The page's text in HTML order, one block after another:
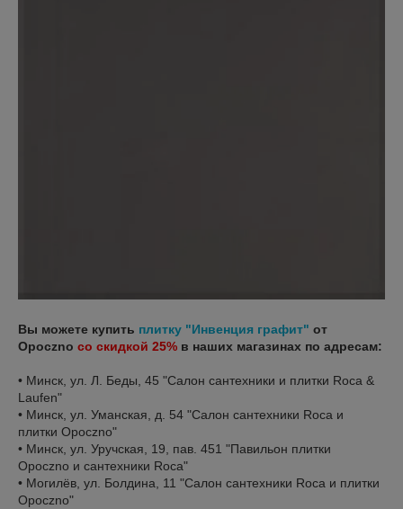
Вы можете купить плитку "Инвенция графит" от
Opoczno со скидкой 25% в наших магазинах по адресам:
• Минск, ул. Л. Беды, 45 "Салон сантехники и плитки Roca &
Laufen"
• Минск, ул. Уманская, д. 54 "Салон сантехники Roca и
плитки Opoczno"
• Минск, ул. Уручская, 19, пав. 451 "Павильон плитки
Opoczno и сантехники Roca"
• Могилёв, ул. Болдина, 11 "Салон сантехники Roca и плитки
Opoczno"